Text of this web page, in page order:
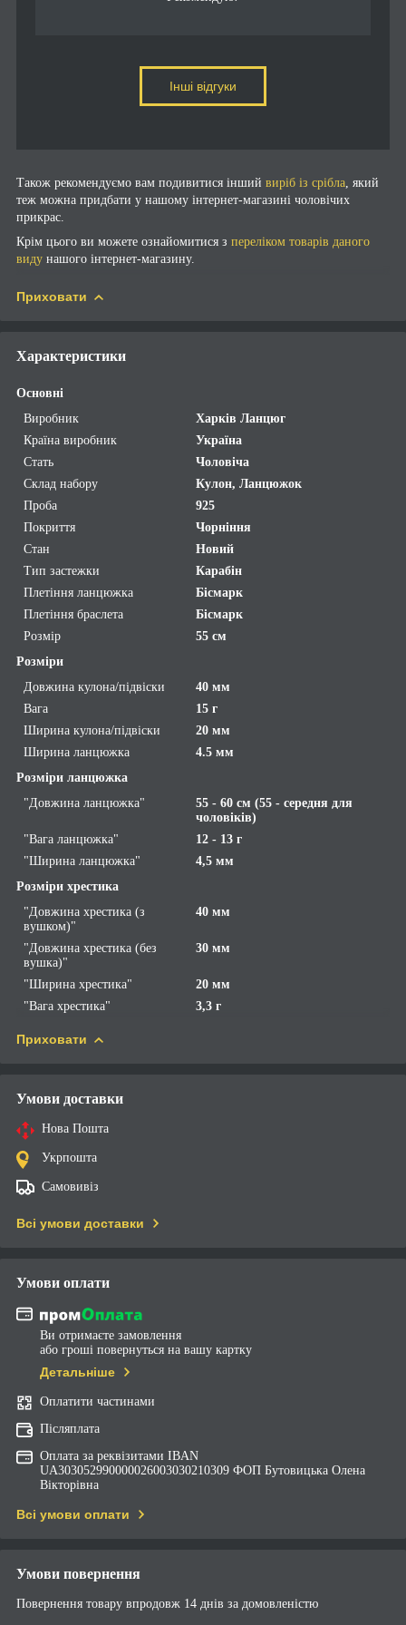
Інші відгуки
Також рекомендуємо вам подивитися інший виріб із срібла , який
теж можна придбати у нашому інтернет-магазині чоловічих
прикрас.
Крім цього ви можете ознайомитися з переліком товарів даного
виду нашого інтернет-магазину.
Приховати
Характеристики
Основні
Виробник
Харків Ланцюг
Країна виробник
Україна
Стать
Чоловіча
Склад набору
Кулон, Ланцюжок
Проба
925
Покриття
Чорніння
Стан
Новий
Тип застежки
Карабін
Плетіння ланцюжка
Бісмарк
Плетіння браслета
Бісмарк
Розмір
55 см
Розміри
Довжина кулона/підвіски
40 мм
Вага
15 г
Ширина кулона/підвіски
20 мм
Ширина ланцюжка
4.5 мм
Розміри ланцюжка
"Довжина ланцюжка"
55 - 60 см (55 - середня для
чоловіків)
"Вага ланцюжка"
12 - 13 г
"Ширина ланцюжка"
4,5 мм
Розміри хрестика
"Довжина хрестика (з
вушком)"
40 мм
"Довжина хрестика (без
вушка)"
30 мм
"Ширина хрестика"
20 мм
"Вага хрестика"
3,3 г
Приховати
Умови доставки
Нова Пошта
Укрпошта
Самовивіз
Всі умови доставки
Умови оплати
Ви отримаєте замовлення
або гроші повернуться на вашу картку
Детальніше
Оплатити частинами
Післяплата
Оплата за реквізитами IBAN
UA303052990000026003030210309 ФОП Бутовицька Олена
Вікторівна
Всі умови оплати
Умови повернення
Повернення товару впродовж 14 днів за домовленістю